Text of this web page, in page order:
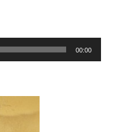
00:00